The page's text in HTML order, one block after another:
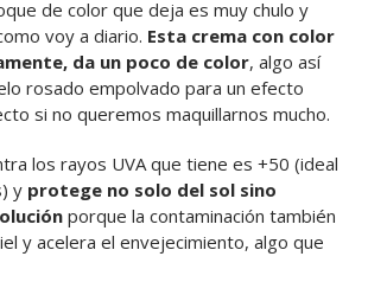
de color que deja es muy chulo y
voy a diario. Esta crema con color
da un poco de color, algo así
rosado empolvado para un efecto
si no queremos maquillarnos mucho.
los rayos UVA que tiene es +50 (ideal
y protege no solo del sol sino
porque la contaminación también
y acelera el envejecimiento, algo que